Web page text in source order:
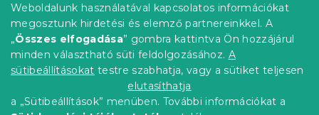
Weboldalunk használatával kapcsolatos információkat
megosztunk hirdetési és elemző partnereinkkel. A
„Összes elfogadása” gombra kattintva Ön hozzájárul
minden választható süti feldolgozásához. A
sütibeállításokat testre szabhatja, vagy a sütiket teljesen
elutasíthatja
a „Sütibeállítások” menüben. További információkat a
l
e
m
e
i
Általános szerződési feltételek
Adatvédelmi nyilatkozat
Blog
Partnereinknek